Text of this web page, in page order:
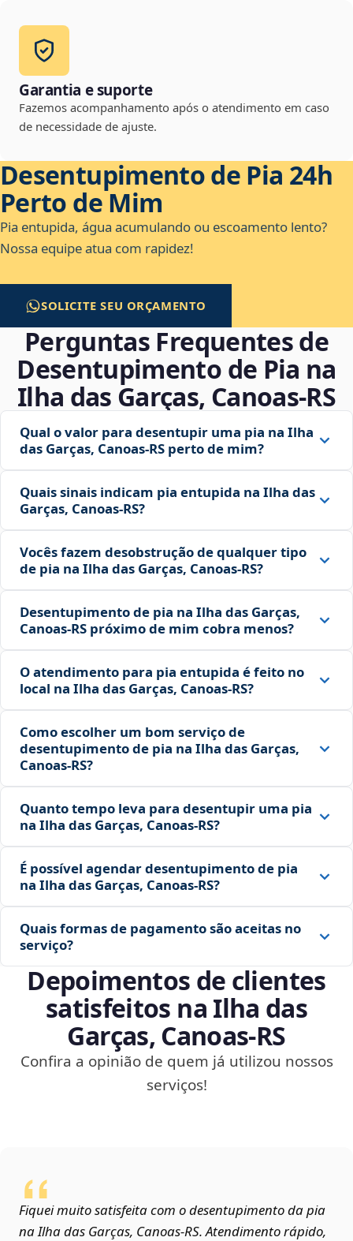
Garantia e suporte
Fazemos acompanhamento após o atendimento em caso
de necessidade de ajuste.
Desentupimento de Pia 24h
Perto de Mim
Pia entupida, água acumulando ou escoamento lento?
Nossa equipe atua com rapidez!
SOLICITE SEU ORÇAMENTO
Perguntas Frequentes de
Desentupimento de Pia na
Ilha das Garças, Canoas‑RS
Qual o valor para desentupir uma pia na Ilha
das Garças, Canoas‑RS perto de mim?
Quais sinais indicam pia entupida na Ilha das
Garças, Canoas‑RS?
Vocês fazem desobstrução de qualquer tipo
de pia na Ilha das Garças, Canoas‑RS?
Desentupimento de pia na Ilha das Garças,
Canoas‑RS próximo de mim cobra menos?
O atendimento para pia entupida é feito no
local na Ilha das Garças, Canoas‑RS?
Como escolher um bom serviço de
desentupimento de pia na Ilha das Garças,
Canoas‑RS?
Quanto tempo leva para desentupir uma pia
na Ilha das Garças, Canoas‑RS?
É possível agendar desentupimento de pia
na Ilha das Garças, Canoas‑RS?
Quais formas de pagamento são aceitas no
serviço?
Depoimentos de clientes
satisfeitos na Ilha das
Garças, Canoas‑RS
Confira a opinião de quem já utilizou nossos
serviços!
Fiquei muito satisfeita com o desentupimento da pia
na Ilha das Garças, Canoas‑RS. Atendimento rápido,